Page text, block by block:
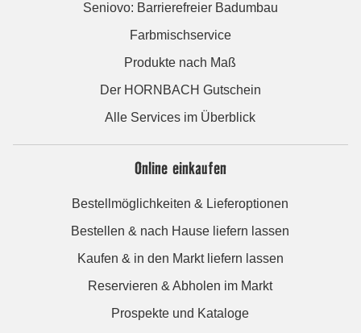
Seniovo: Barrierefreier Badumbau
Farbmischservice
Produkte nach Maß
Der HORNBACH Gutschein
Alle Services im Überblick
Online einkaufen
Bestellmöglichkeiten & Lieferoptionen
Bestellen & nach Hause liefern lassen
Kaufen & in den Markt liefern lassen
Reservieren & Abholen im Markt
Prospekte und Kataloge